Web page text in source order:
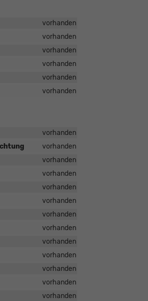
vorhanden
vorhanden
vorhanden
vorhanden
vorhanden
vorhanden
vorhanden
vorhanden
vorhanden
vorhanden
vorhanden
vorhanden
vorhanden
vorhanden
vorhanden
vorhanden
vorhanden
vorhanden
vorhanden